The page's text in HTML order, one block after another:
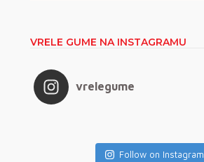
VRELE GUME NA INSTAGRAMU
vrelegume
Follow on Instagram